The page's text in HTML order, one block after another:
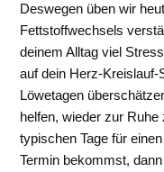
Deswegen üben wir
Fettstoffwechsels
deinem Alltag viel
auf dein Herz-
Löwetagen
helfen, wieder zur
typischen Tage für
Termin bekommst,